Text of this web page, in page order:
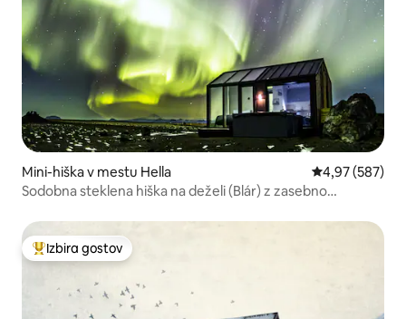
Mini-hiška v mestu Hella Povprečna
4,97 (587)
Sodobna steklena hiška na deželi (Blár) z zasebno
Najbolj priljubljena prenočišča z značko »Izbira gostov«
Izbira gostov